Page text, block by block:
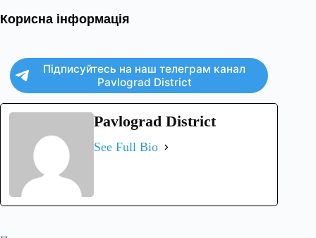
Корисна інформація
Підписуйтесь на наш телеграм канал
Pavlograd District
Pavlograd District
See Full Bio